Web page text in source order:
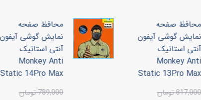
محافظ صفحه
نمایش گوشی آیفون
آنتی استاتیک
Monkey Anti
Static 13Pro Max
817,000 تومان
محافظ صفحه
نمایش گوشی آیفون
آنتی استاتیک
Monkey Anti
Static 14Pro Max
789,000 تومان